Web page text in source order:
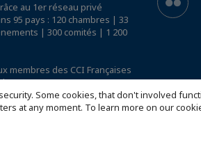
Some cookies, that don't involved
at any moment. To learn more on our
au 1er réseau privé
95 pays : 120 chambres | 33
| 300 comités | 1 200
membres des CCI Françaises
CCIFI Connect.